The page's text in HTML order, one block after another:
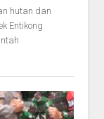
hutan dan
Entikong